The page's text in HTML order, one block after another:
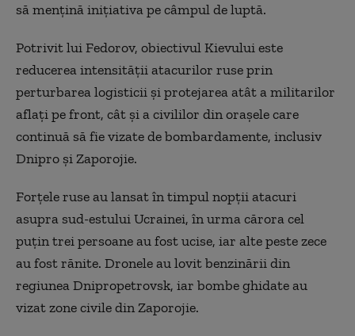
să mențină inițiativa pe câmpul de luptă.
Potrivit lui Fedorov, obiectivul Kievului este
reducerea intensității atacurilor ruse prin
perturbarea logisticii și protejarea atât a militarilor
aflați pe front, cât și a civililor din orașele care
continuă să fie vizate de bombardamente, inclusiv
Dnipro și Zaporojie.
Forțele ruse au lansat în timpul nopții atacuri
asupra sud-estului Ucrainei, în urma cărora cel
puțin trei persoane au fost ucise, iar alte peste zece
au fost rănite. Dronele au lovit benzinării din
regiunea Dnipropetrovsk, iar bombe ghidate au
vizat zone civile din Zaporojie.